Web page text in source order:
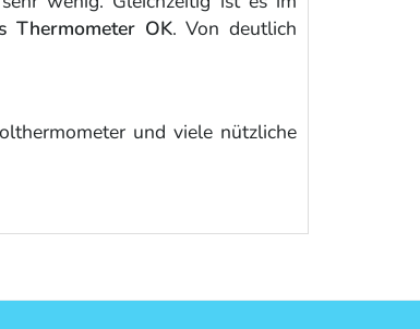
Thermometer OK. Von deutlich
und viele nützliche